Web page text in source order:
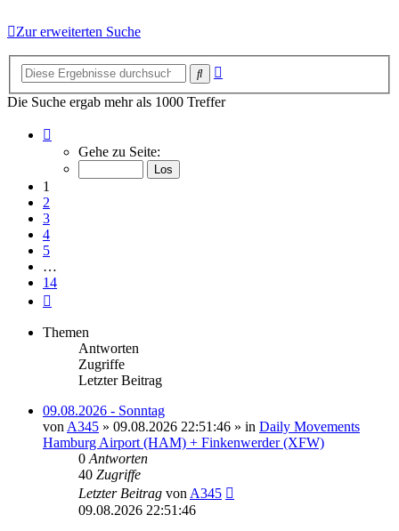
Zur erweiterten Suche
Suche
Die Suche ergab mehr als 1000 Treffer
von
Gehe zu Seite:
1
2
3
4
5
…
14
Themen
Antworten
Zugriffe
Letzter Beitrag
09.08.2026 - Sonntag
von A345 » 09.08.2026 22:51:46 » in Daily Movements
Hamburg Airport (HAM) + Finkenwerder (XFW)
0 Antworten
40 Zugriffe
Letzter Beitrag von A345
09.08.2026 22:51:46